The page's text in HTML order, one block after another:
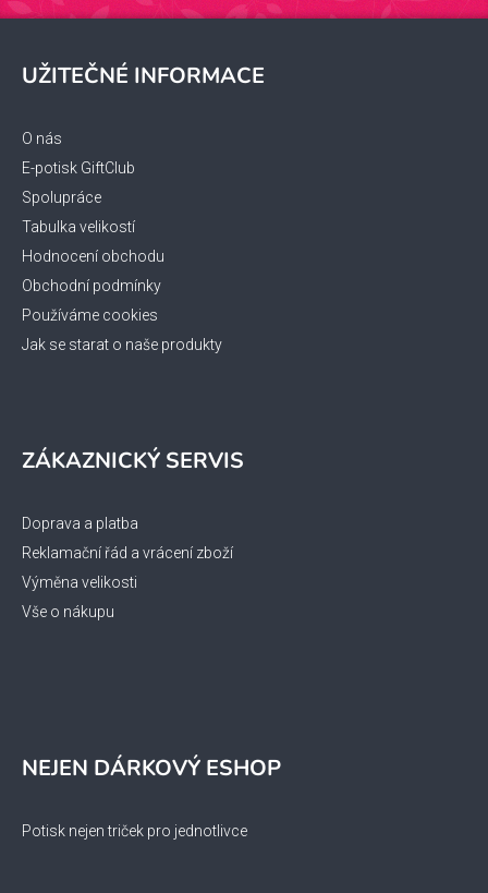
UŽITEČNÉ INFORMACE
O nás
E-potisk GiftClub
Spolupráce
Tabulka velikostí
Hodnocení obchodu
Obchodní podmínky
Používáme cookies
Jak se starat o naše produkty
ZÁKAZNICKÝ SERVIS
Doprava a platba
Reklamační řád a vrácení zboží
Výměna velikosti
Vše o nákupu
NEJEN DÁRKOVÝ ESHOP
Potisk nejen triček pro jednotlivce